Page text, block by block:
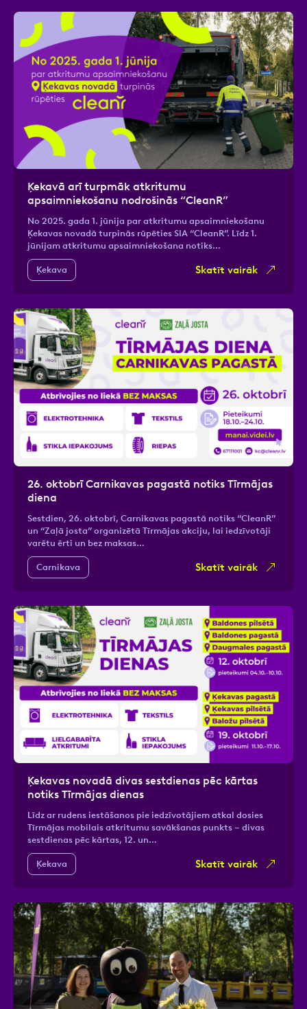
Ķekavā arī turpmāk atkritumu
apsaimniekošanu nodrošinās “CleanR”
No 2025. gada 1. jūnija par atkritumu apsaimniekošanu
Ķekavas novadā turpinās rūpēties SIA “CleanR”. Līdz 1.
jūnijam atkritumu apsaimniekošana notiks…
Ķekava Skatīt vairāk
26. oktobrī Carnikavas pagastā notiks Tīrmājas
diena
Sestdien, 26. oktobrī, Carnikavas pagastā notiks “CleanR”
un “Zaļā josta” organizētā Tīrmājas akciju, lai iedzīvotāji
varētu ērti un bez maksas…
Carnikava Skatīt vairāk
Ķekavas novadā divas sestdienas pēc kārtas
notiks Tīrmājas dienas
Līdz ar rudens iestāšanos pie iedzīvotājiem atkal dosies
Tīrmājas mobilais atkritumu savākšanas punkts – divas
sestdienas pēc kārtas, 12. un…
Ķekava Skatīt vairāk